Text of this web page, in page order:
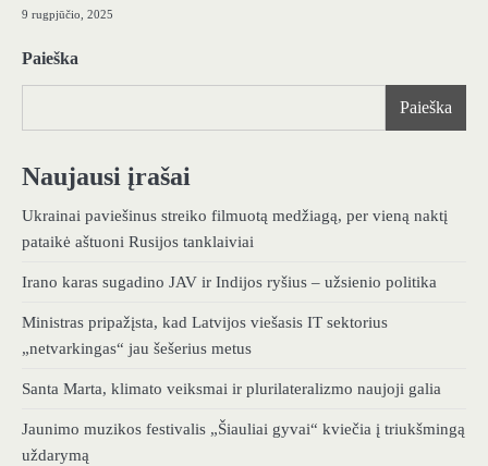
9 rugpjūčio, 2025
Paieška
Paieška
Naujausi įrašai
Ukrainai paviešinus streiko filmuotą medžiagą, per vieną naktį
pataikė aštuoni Rusijos tanklaiviai
Irano karas sugadino JAV ir Indijos ryšius – užsienio politika
Ministras pripažįsta, kad Latvijos viešasis IT sektorius
„netvarkingas“ jau šešerius metus
Santa Marta, klimato veiksmai ir plurilateralizmo naujoji galia
Jaunimo muzikos festivalis „Šiauliai gyvai“ kviečia į triukšmingą
uždarymą